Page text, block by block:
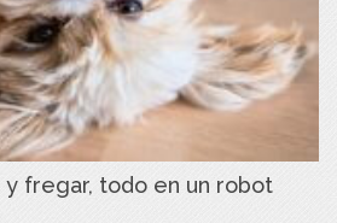
y fregar, todo en un robot